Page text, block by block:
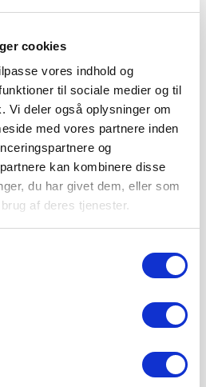
cookies
vores indhold og
til sociale medier og til
Vi deler også oplysninger om
med vores partnere inden
og
kan kombinere disse
du har givet dem, eller som
af deres tjenester.
POINT
for cheftræner Fatah